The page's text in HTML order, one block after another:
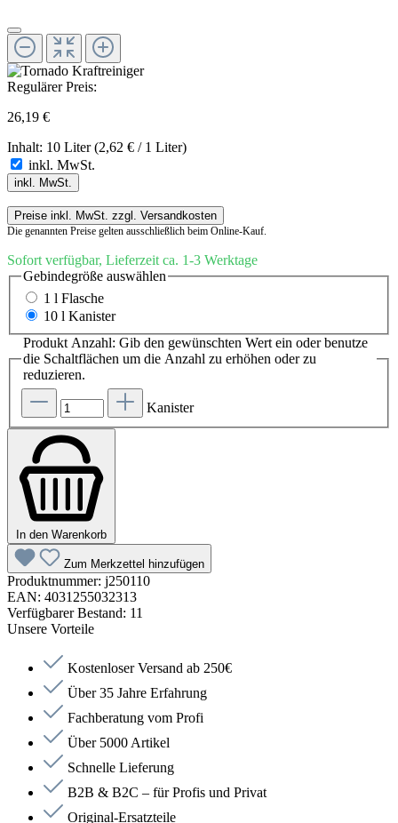
Regulärer Preis:
26,19 €
Inhalt: 10 Liter(2,62 € / 1 Liter)
inkl. MwSt.
inkl. MwSt.
Preise inkl. MwSt. zzgl. Versandkosten
Die genannten Preise gelten ausschließlich beim Online-Kauf.
Sofort verfügbar, Lieferzeit ca. 1-3 Werktage
Gebindegröße auswählen
1 l Flasche
10 l Kanister
Produkt Anzahl: Gib den gewünschten Wert ein oder benutze
die Schaltflächen um die Anzahl zu erhöhen oder zu
reduzieren.
Kanister
In den Warenkorb
Zum Merkzettel hinzufügen
Produktnummer: j250110
EAN: 4031255032313
Verfügbarer Bestand: 11
Unsere Vorteile
Kostenloser Versand ab 250€
Über 35 Jahre Erfahrung
Fachberatung vom Profi
Über 5000 Artikel
Schnelle Lieferung
B2B & B2C – für Profis und Privat
Original-Ersatzteile